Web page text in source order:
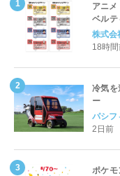
アニメ
ベルテ
対応に
株式会
18時
冷気を
ー 国
Cart
パシフ
2日前
ポケモ